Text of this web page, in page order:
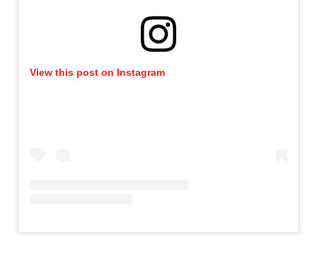
View this post on Instagram